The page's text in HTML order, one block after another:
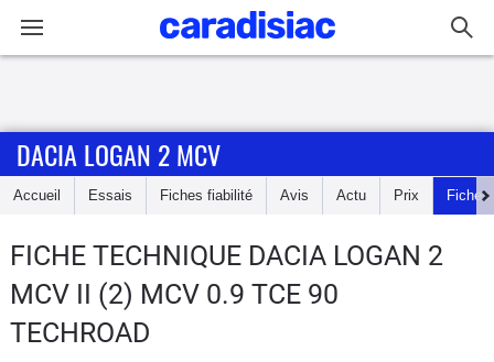
Accueil
Essais
Guide
d'achat
DACIA LOGAN 2 MCV
Accueil Essais Fiches fiabilité Avis Actu Prix Fiches
FICHE TECHNIQUE DACIA LOGAN 2
MCV II (2) MCV 0.9 TCE 90
TECHROAD